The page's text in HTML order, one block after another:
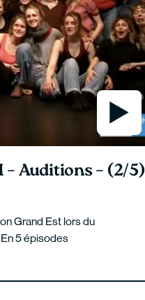
– Auditions – (2/5)
Grand Est lors du
En 5 épisodes